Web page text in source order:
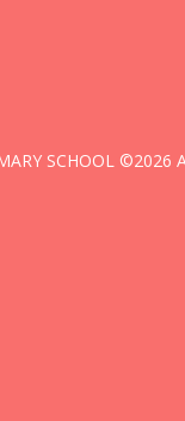
SCHOOL ©2026